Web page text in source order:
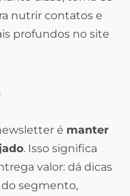
nutrir contatos e
profundos no site
é manter
. Isso significa
valor: dá dicas
segmento,